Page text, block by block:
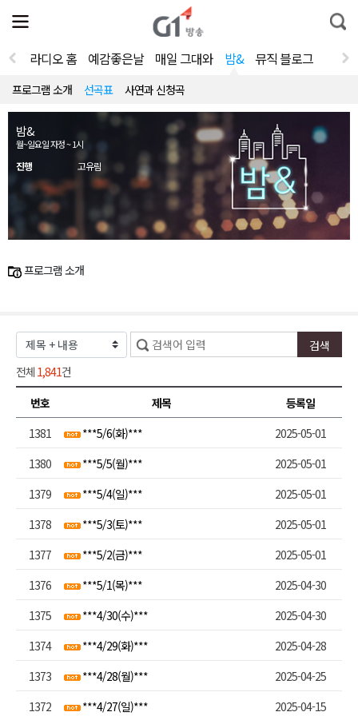
전
체
뉴
열
통
합
라디오 홈 예감좋은날 매일 그대와 밤& 뮤직 블로그
프로그램 소개 선곡표 사연과 신청곡
밤&
월~일요일 자정 ~ 1시
진행 고유림
프로그램 소개
전체 1,841건
번호
제목
등록일
1381
***5/6(화)***
2025-05-01
1380
***5/5(월)***
2025-05-01
1379
***5/4(일)***
2025-05-01
1378
***5/3(토)***
2025-05-01
1377
***5/2(금)***
2025-05-01
1376
***5/1(목)***
2025-04-30
1375
***4/30(수)***
2025-04-30
1374
***4/29(화)***
2025-04-28
1373
***4/28(월)***
2025-04-25
1372
***4/27(일)*** 2025-04-15